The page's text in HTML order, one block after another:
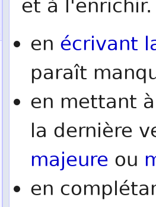
et à l'enrichir.
en écrivant
paraît
en mettant
la dernière
majeure ou
en